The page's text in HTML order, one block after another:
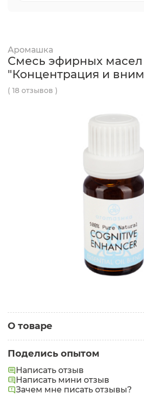
Аромашка
Смесь эфирных масел
"Концентрация и
( 18 отзывов )
О товаре
Поделись опытом
Написать отзыв
Написать мини отзыв
Зачем мне писать отзывы?